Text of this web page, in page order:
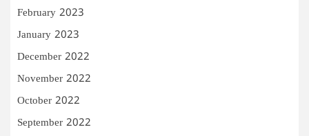
February 2023
January 2023
December 2022
November 2022
October 2022
September 2022